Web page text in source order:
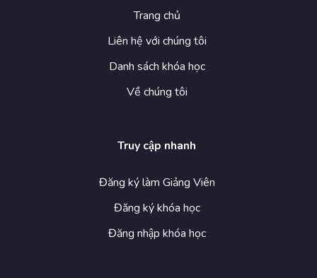
Trang chủ
Liên hệ với chúng tôi
Danh sách khóa học
Về chúng tôi
Truy cập nhanh
Đăng ký làm Giảng Viên
Đăng ký khóa học
Đăng nhập khóa học